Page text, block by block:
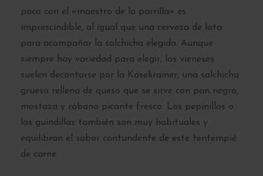
poco con el «maestro de la parrilla» es
imprescindible, al igual que una cerveza de lata
para acompañar la salchicha elegida. Aunque
siempre hay variedad para elegir, los vieneses
suelen decantarse por la Käsekrainer, una salchicha
gruesa rellena de queso que se sirve con pan negro,
mostaza y rábano picante fresco. Los pepinillos o
las guindillas también son muy habituales y
equilibran el sabor contundente de este tentempié
de carne.